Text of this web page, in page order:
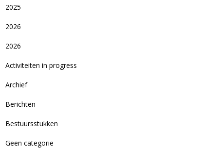
2025
2026
2026
Activiteiten in progress
Archief
Berichten
Bestuursstukken
Geen categorie